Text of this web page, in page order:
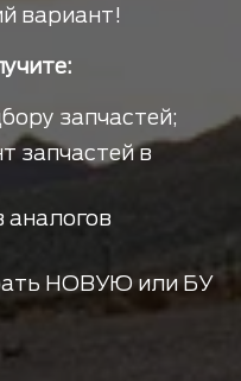
вариант!
запчастей;
запчастей в
аналогов
НОВУЮ или БУ